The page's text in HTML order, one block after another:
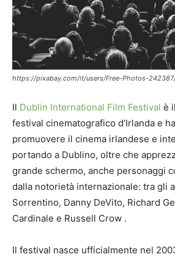
https://pixabay.com/it/users/Free-Photos-
Il Dublin International Film Festival è
festival cinematografico d’Irlanda e
promuovere il cinema irlandese e
portando a Dublino, oltre che
grande schermo, anche personaggi
dalla notorietà internazionale: tra gli
Sorrentino, Danny DeVito, Richard
Cardinale e Russell Crow .
Il festival nasce ufficialmente nel